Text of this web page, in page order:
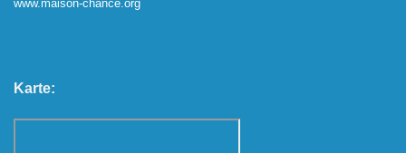
www.maison-chance.org
Karte: